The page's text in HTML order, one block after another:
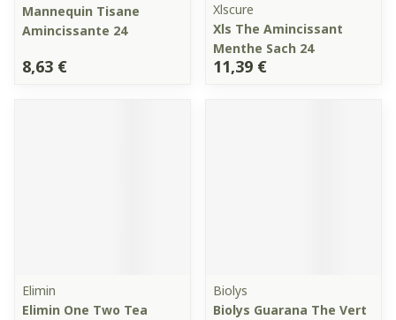
Mannequin Tisane
Amincissante 24
8,63 €
Xlscure
Xls The Amincissant
Menthe Sach 24
11,39 €
Elimin
Elimin One Two Tea
Biolys
Biolys Guarana The Vert